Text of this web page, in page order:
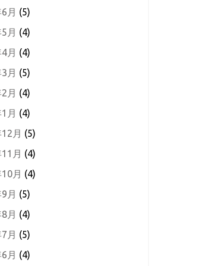
月 (5)
月 (4)
月 (4)
月 (5)
月 (4)
月 (4)
月 (5)
月 (4)
月 (4)
月 (5)
月 (4)
月 (5)
月 (4)